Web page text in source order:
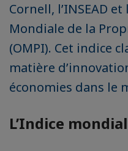
Cornell, l’INSEAD
Mondiale de la
(OMPI). Cet indice
matière
économies dans le
L’Indice